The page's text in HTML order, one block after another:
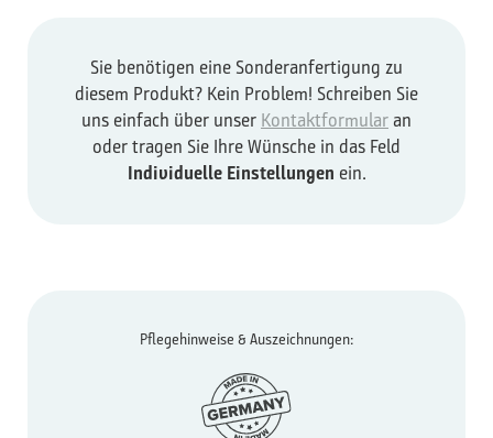
Sie benötigen eine Sonderanfertigung zu
diesem Produkt? Kein Problem! Schreiben Sie
uns einfach über unser Kontaktformular an
oder tragen Sie Ihre Wünsche in das Feld
Individuelle Einstellungen ein.
Pflegehinweise & Auszeichnungen: